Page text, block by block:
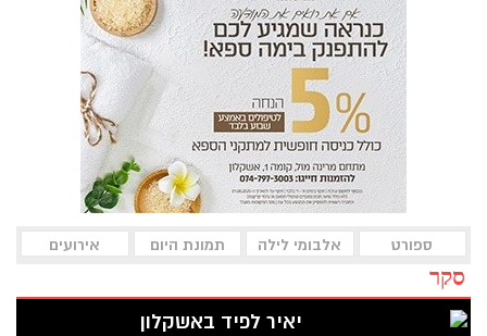
ספורט אלבומי לילה תמונת היום אירועים
סקר
יאיר לפיד באשקלון